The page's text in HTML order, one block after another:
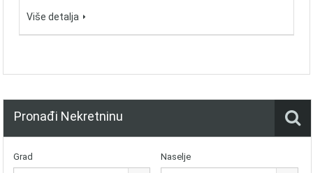
Više detalja
Pronađi Nekretninu
Grad Naselje